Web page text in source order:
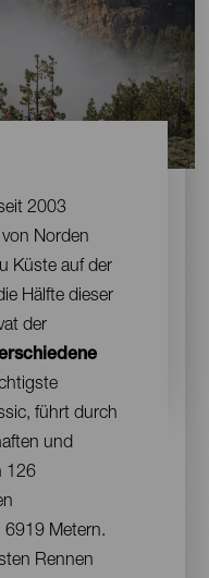
2003
Norden
Küste auf der
Hälfte dieser
der
führt durch
und
126
6919 Metern.
Rennen